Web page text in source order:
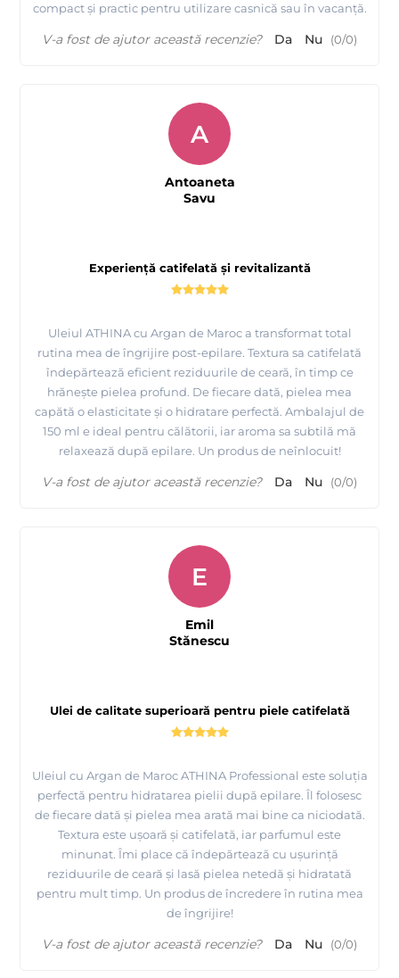
compact și practic pentru utilizare casnică sau în vacanță.
V-a fost de ajutor această recenzie? Da Nu (0/0)
Experiență catifelată și revitalizantă
Uleiul ATHINA cu Argan de Maroc a transformat total
rutina mea de îngrijire post-epilare. Textura sa catifelată
îndepărtează eficient reziduurile de ceară, în timp ce
hrănește pielea profund. De fiecare dată, pielea mea
capătă o elasticitate și o hidratare perfectă. Ambalajul de
150 ml e ideal pentru călătorii, iar aroma sa subtilă mă
relaxează după epilare. Un produs de neînlocuit!
A
Antoaneta
Savu
V-a fost de ajutor această recenzie? Da Nu (0/0)
Ulei de calitate superioară pentru piele catifelată
Uleiul cu Argan de Maroc ATHINA Professional este soluția
perfectă pentru hidratarea pielii după epilare. Îl folosesc
de fiecare dată și pielea mea arată mai bine ca niciodată.
Textura este ușoară și catifelată, iar parfumul este
minunat. Îmi place că îndepărtează cu ușurință
reziduurile de ceară și lasă pielea netedă și hidratată
pentru mult timp. Un produs de încredere în rutina mea
de îngrijire!
E
Emil
Stănescu
V-a fost de ajutor această recenzie? Da Nu (0/0)